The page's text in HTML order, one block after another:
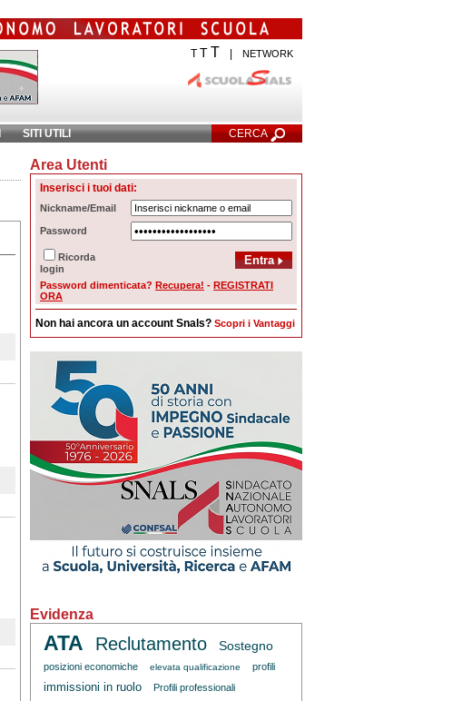
T TT NETWORK
SITI UTILI CERCA
Ricerca Avanzata
Area Utenti
Inserisci i tuoi dati:
Nickname/Email
Password
Ricorda
login
Password dimenticata? Recupera! - REGISTRATI
ORA
Non hai ancora un account Snals? Scopri i Vantaggi
Evidenza
ATA Reclutamento Sostegno
posizioni economiche elevata qualificazione profili
immissioni in ruolo Profili professionali